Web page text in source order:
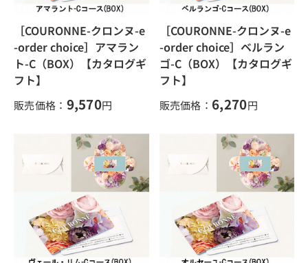
［COURONNE-クロンヌ-e
-order choice］アマラン
ト-C（BOX）【カタログギ
フト】
販売価格： 9,570円
［COURONNE-クロンヌ-e
-order choice］ベルラン
ゴ-C（BOX）【カタログギ
フト】
販売価格： 6,270円